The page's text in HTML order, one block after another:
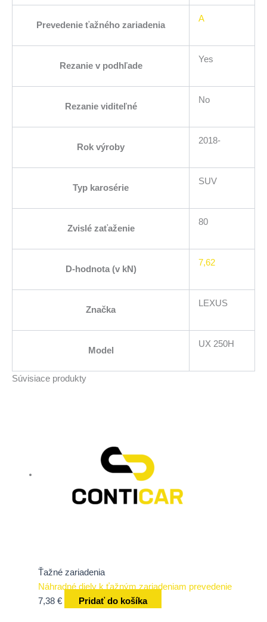
Prevedenie ťažného zariadenia
A
Rezanie v podhľade
Yes
Rezanie viditeľné
No
Rok výroby
2018-
Typ karosérie
SUV
Zvislé zaťaženie
80
D-hodnota (v kN)
7,62
Značka
LEXUS
Model
UX 250H
Súvisiace produkty
Ťažné zariadenia
Náhradné diely k ťažným zariadeniam prevedenie
7,38 € Pridať do košíka